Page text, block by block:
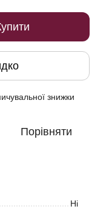
знижки
Порівняти
Ні